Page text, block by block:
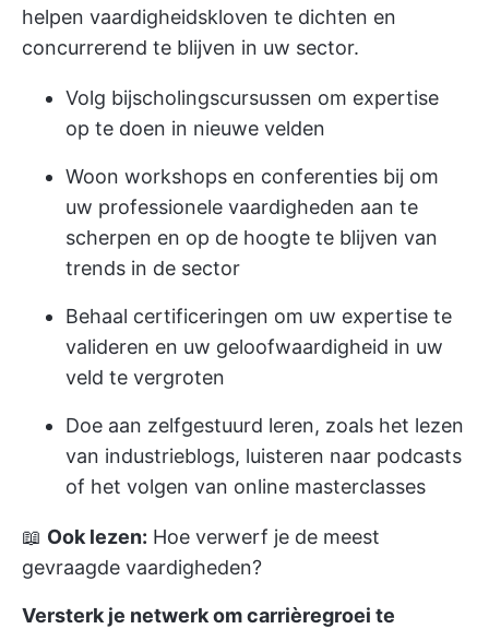
helpen vaardigheidskloven te dichten en
concurrerend te blijven in uw sector.
Volg bijscholingscursussen om expertise
op te doen in nieuwe velden
Woon workshops en conferenties bij om
uw professionele vaardigheden aan te
scherpen en op de hoogte te blijven van
trends in de sector
Behaal certificeringen om uw expertise te
valideren en uw geloofwaardigheid in uw
veld te vergroten
Doe aan zelfgestuurd leren, zoals het lezen
van industrieblogs, luisteren naar podcasts
of het volgen van online masterclasses
📖 Ook lezen: Hoe verwerf je de meest
gevraagde vaardigheden?
Versterk je netwerk om carrièregroei te